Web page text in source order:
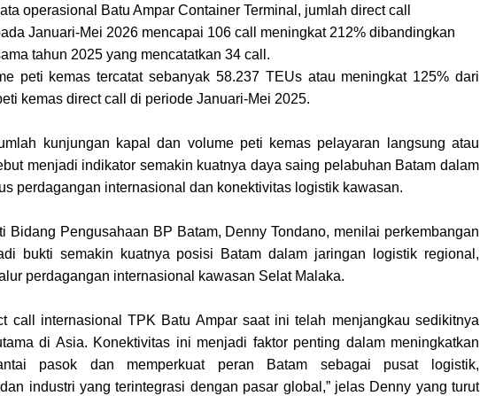
operasional Batu Ampar Container Terminal, jumlah direct call
Januari-Mei 2026 mencapai 106 call meningkat 212% dibandingkan
tahun 2025 yang mencatatkan 34 call.
peti kemas tercatat sebanyak 58.237 TEUs atau meningkat 125% dari
kemas direct call di periode Januari-Mei 2025.
kunjungan kapal dan volume peti kemas pelayaran langsung atau
menjadi indikator semakin kuatnya daya saing pelabuhan Batam dalam
perdagangan internasional dan konektivitas logistik kawasan.
Bidang Pengusahaan BP Batam, Denny Tondano, menilai perkembangan
bukti semakin kuatnya posisi Batam dalam jaringan logistik regional,
perdagangan internasional kawasan Selat Malaka.
call internasional TPK Batu Ampar saat ini telah menjangkau sedikitnya
di Asia. Konektivitas ini menjadi faktor penting dalam meningkatkan
pasok dan memperkuat peran Batam sebagai pusat logistik,
industri yang terintegrasi dengan pasar global,” jelas Denny yang turut